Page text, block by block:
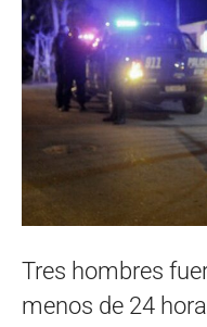
Tres hombres
menos de 24